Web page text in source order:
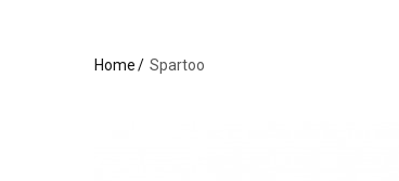
Home Spartoo